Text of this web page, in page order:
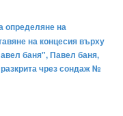
определяне на
на концесия върху
баня", Павел баня,
чрез сондаж №